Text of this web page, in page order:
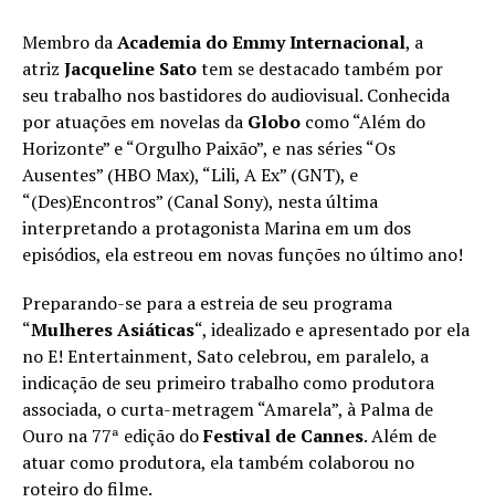
Membro daAcademia do Emmy Internacional, a
atriz Jacqueline Satotem se destacado também por
seu trabalho nos bastidores do audiovisual. Conhecida
por atuações em novelas da Globo como “Além do
Horizonte” e “Orgulho Paixão”, e nas séries “Os
Ausentes” (HBO Max), “Lili, A Ex” (GNT), e
“(Des)Encontros” (Canal Sony), nesta última
interpretando a protagonista Marina em um dos
episódios, ela estreou em novas funções no último ano!
Preparando-se para a estreia de seu programa
“Mulheres Asiáticas“, idealizado e apresentado por ela
no E! Entertainment, Sato celebrou, em paralelo, a
indicação de seu primeiro trabalho como produtora
associada, o curta-metragem “Amarela”, à Palma de
Ouro na 77ª edição doFestival de Cannes. Além de
atuar como produtora, ela também colaborou no
roteiro do filme.